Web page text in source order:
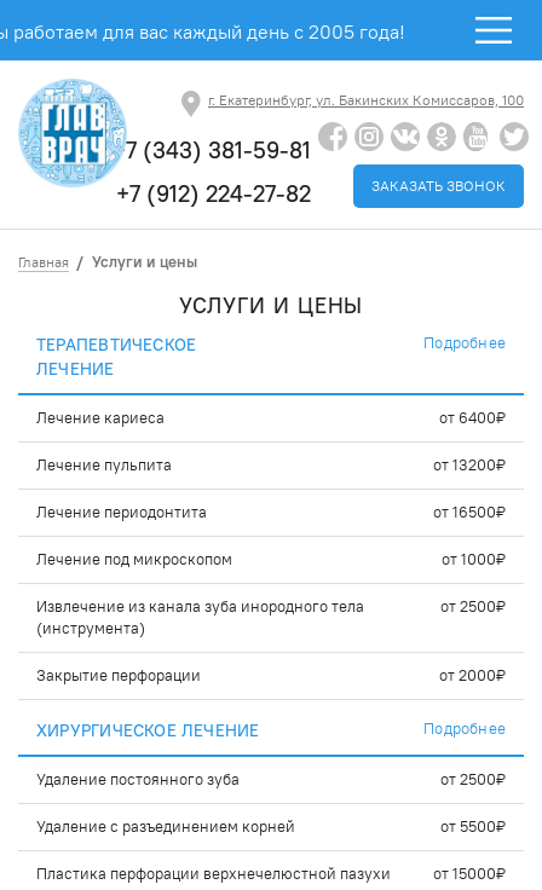
работаем для вас каждый день с 2005 года!
г. Екатеринбург, ул. Бакинских Комиссаров, 100
+7 (343) 381-59-81
+7 (912) 224-27-82
ЗАКАЗАТЬ ЗВОНОК
Главная Услуги и цены
УСЛУГИ И ЦЕНЫ
ТЕРАПЕВТИЧЕСКОЕ
ЛЕЧЕНИЕ
Подробнее
Лечение кариеса от 6400₽
Лечение пульпита от 13200₽
Лечение периодонтита от 16500₽
Лечение под микроскопом от 1000₽
Извлечение из канала зуба инородного тела
(инструмента)
от 2500₽
Закрытие перфорации от 2000₽
ХИРУРГИЧЕСКОЕ ЛЕЧЕНИЕ Подробнее
Удаление постоянного зуба от 2500₽
Удаление с разъединением корней от 5500₽
Пластика перфорации верхнечелюстной пазухи от 15000₽